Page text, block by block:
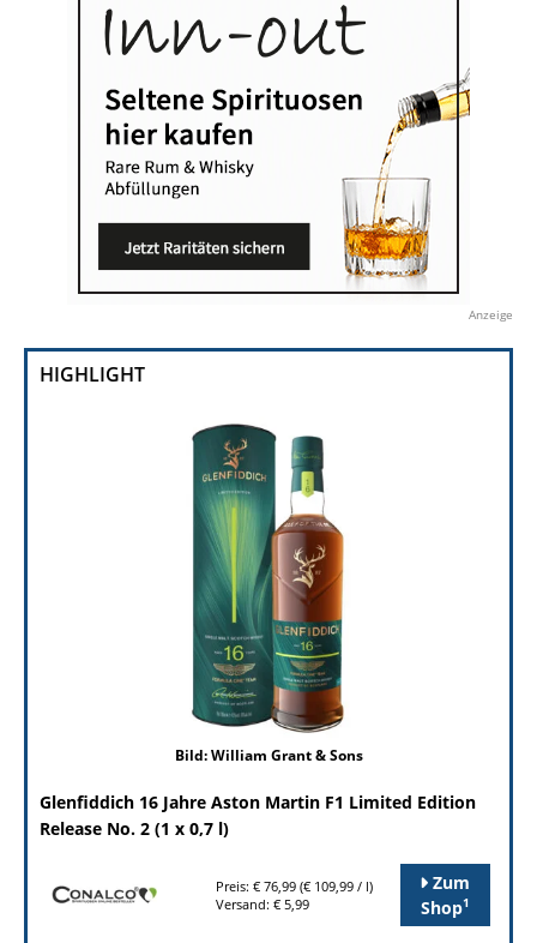
Anzeige
HIGHLIGHT
Bild: William Grant & Sons
Glenfiddich 16 Jahre Aston Martin F1 Limited Edition
Release No. 2 (1 x 0,7 l)
Preis: € 76,99 (€ 109,99 / l)
Versand: € 5,99
Zum
Shop1